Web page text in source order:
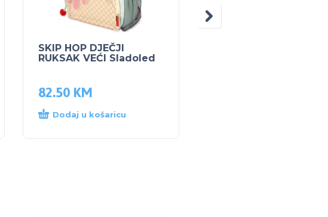
SKIP HOP DJEČJI
RUKSAK VEĆI Sladoled
82.50 KM
Dodaj u košaricu